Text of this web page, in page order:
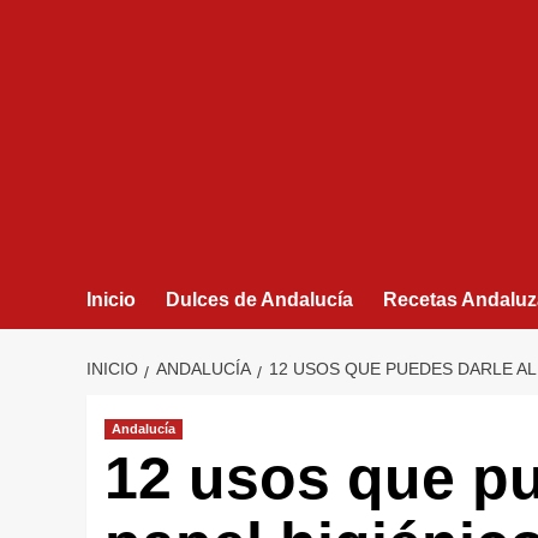
Inicio Dulces de Andalucía Recetas
INICIO ANDALUCÍA 12 USOS QUE PUEDES DARLE
Andalucía
12 usos que